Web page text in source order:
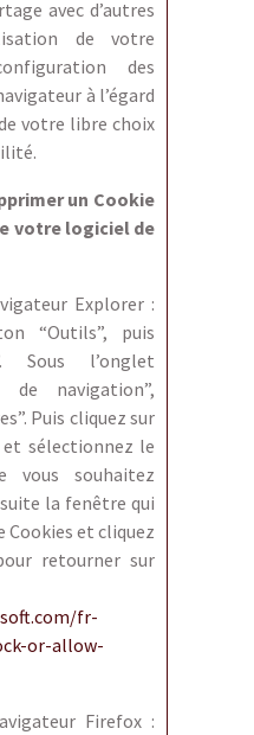
avec d’autres
de votre
des
à l’égard
votre libre choix
un Cookie
votre logiciel de
Explorer :
“Outils”, puis
Sous l’onglet
de navigation”,
Puis cliquez sur
et sélectionnez le
vous souhaitez
la fenêtre qui
et cliquez
retourner sur
fr-
or-allow-
Firefox :